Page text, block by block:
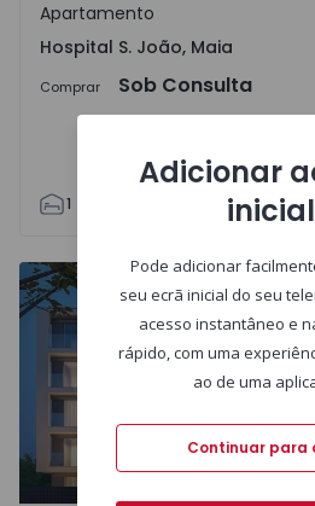
Hospital S. João, Maia
Apartamento
Hospital S. João, Maia
Comprar Sob Consulta
1 1 1
Apartamento T1 Maia, Hospital
Adicionar
inicial
Pode adicionar
seu ecrã inicial do seu
acesso instantâneo e
rápido, com uma
ao de uma
Continuar para